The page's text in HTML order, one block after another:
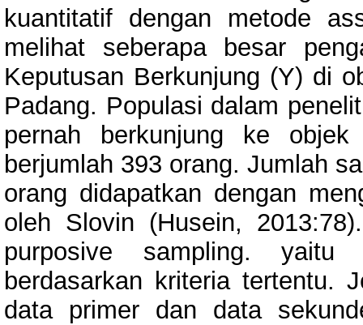
kuantitatif dengan metode
melihat seberapa besar
Keputusan Berkunjung (Y) di
Padang. Populasi dalam
pernah berkunjung ke
berjumlah 393 orang. Jumlah
orang didapatkan dengan
oleh Slovin (Husein,
purposive sampling.
berdasarkan kriteria tertentu.
data primer dan data